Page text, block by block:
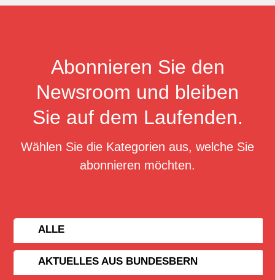
Abonnieren Sie den
Newsroom und bleiben
Sie auf dem Laufenden.
Wählen Sie die Kategorien aus, welche Sie
abonnieren möchten.
ALLE
AKTUELLES AUS BUNDESBERN